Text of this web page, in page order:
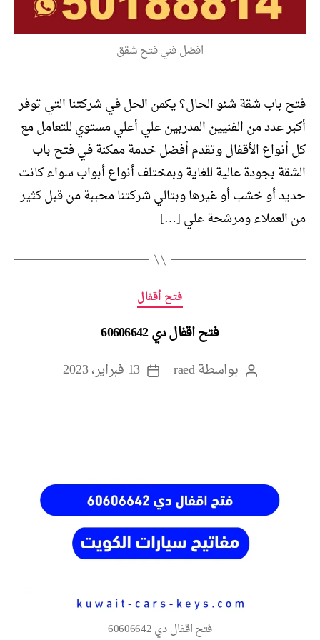
افضل فني فتح شقق
فتح باب شقة شنو الحال؟ يكمن الحل في شركتنا التي توفر
أكبر عدد من الفنيين المدربين علي أعلي مستوي للتعامل مع
كل أنواع الأقفال وتقدم أفضل خدمة ممكنة في فتح باب
الشقة بجودة عالية للغاية وبمختلف أنواع أبواب سواء كانت
حديد أو خشب أو غيرها وبتالي شركتنا محببة من قبل كثير
من العملاء ومرشحة علي […]
التصنيفات
فتح أقفال
فتح اقفال دي 60606642
كاتببواسطةraed
تاريخ
13 فبراير، 2023
فتح اقفال دي 60606642